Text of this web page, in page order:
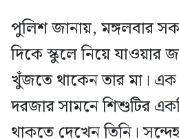
পুলিশ জানায়, মঙ্গলবার
দিকে স্কুলে নিয়ে যাওয়ার
খুঁজতে থাকেন তার মা। এক
দরজার সামনে শিশুটির
থাকতে দেখেন তিনি।